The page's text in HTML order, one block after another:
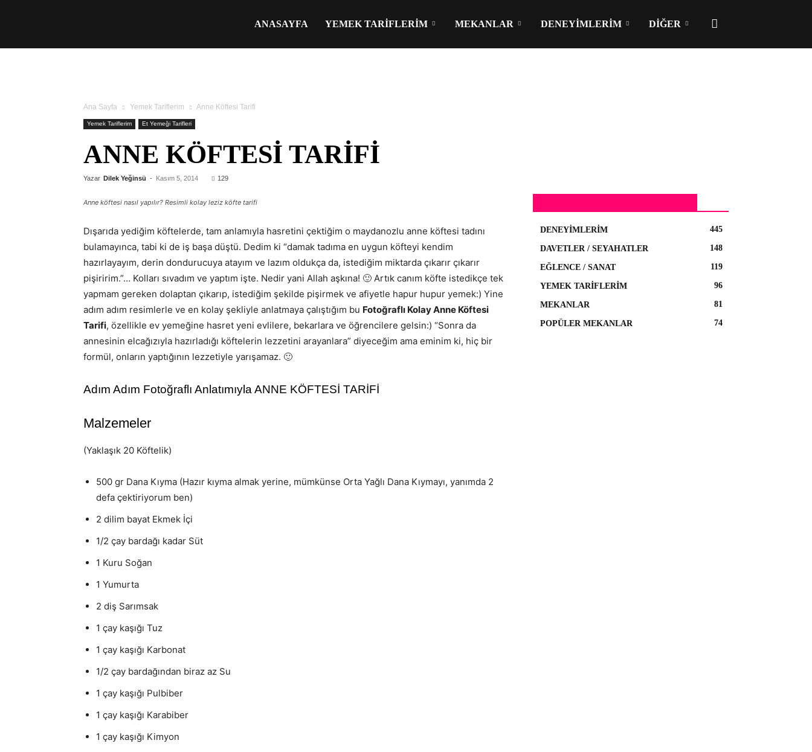
ANASAYFA YEMEK TARIFLERIM MEKANLAR DENEYIMLERIM DIĞER
Ana Sayfa Yemek Tariflerim Anne Köftesi Tarifi
Yemek Tariflerim Et Yemeği Tarifleri
ANNE KÖFTESI TARIFI
Yazar Dilek Yeğinsü - Kasım 5, 2014 129
Anne köftesi nasıl yapılır? Resimli kolay leziz köfte tarifi
Dışarıda yediğim köftelerde, tam anlamıyla hasretini çektiğim o maydanozlu anne köftesi tadını
bulamayınca, tabi ki de iş başa düştü. Dedim ki “damak tadıma en uygun köfteyi kendim
hazırlayayım, derin dondurucuya atayım ve lazım oldukça da, istediğim miktarda çıkarır çıkarır
pişiririm.”… Kolları sıvadım ve yaptım işte. Nedir yani Allah aşkına! 🙂 Artık canım köfte istedikçe tek
yapmam gereken dolaptan çıkarıp, istediğim şekilde pişirmek ve afiyetle hapur hupur yemek:) Yine
adım adım resimlerle ve en kolay şekliyle anlatmaya çalıştığım bu Fotoğraflı Kolay Anne Köftesi
Tarifi, özellikle ev yemeğine hasret yeni evlilere, bekarlara ve öğrencilere gelsin:) “Sonra da
annesinin elcağızıyla hazırladığı köftelerin lezzetini arayanlara” diyeceğim ama eminim ki, hiç bir
formül, onların yaptığının lezzetiyle yarışamaz. 🙂
Adım Adım Fotoğraflı Anlatımıyla ANNE KÖFTESİ TARİFİ
Malzemeler
(Yaklaşık 20 Köftelik)
500 gr Dana Kıyma (Hazır kıyma almak yerine, mümkünse Orta Yağlı Dana Kıymayı, yanımda 2
defa çektiriyorum ben)
2 dilim bayat Ekmek İçi
1/2 çay bardağı kadar Süt
1 Kuru Soğan
1 Yumurta
2 diş Sarımsak
1 çay kaşığı Tuz
1 çay kaşığı Karbonat
1/2 çay bardağından biraz az Su
1 çay kaşığı Pulbiber
1 çay kaşığı Karabiber
1 çay kaşığı Kimyon
DENEYIMLERIM 445
DAVETLER / SEYAHATLER 148
EĞLENCE / SANAT 119
YEMEK TARIFLERIM 96
MEKANLAR 81
POPÜLER MEKANLAR 74